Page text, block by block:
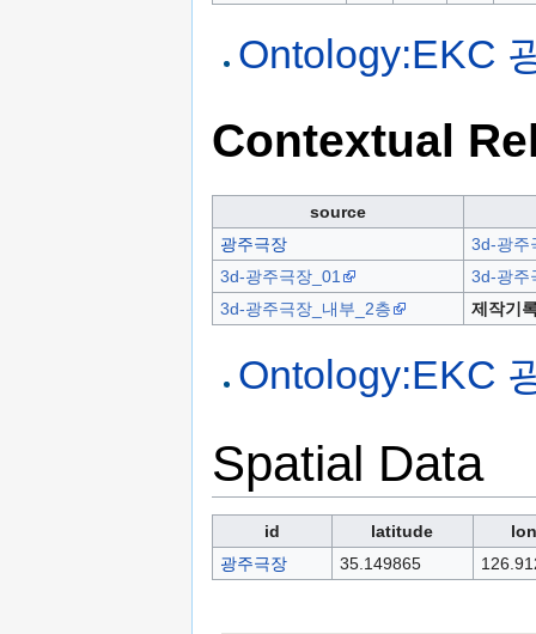
Ontology:EKC
Contextual
source
광주극장
3d-광주
3d-광주극장_01
3d-광주
3d-광주극장_내부_2층
제작기
Ontology:EKC
Spatial Data
id latitude
광주극장
35.149865